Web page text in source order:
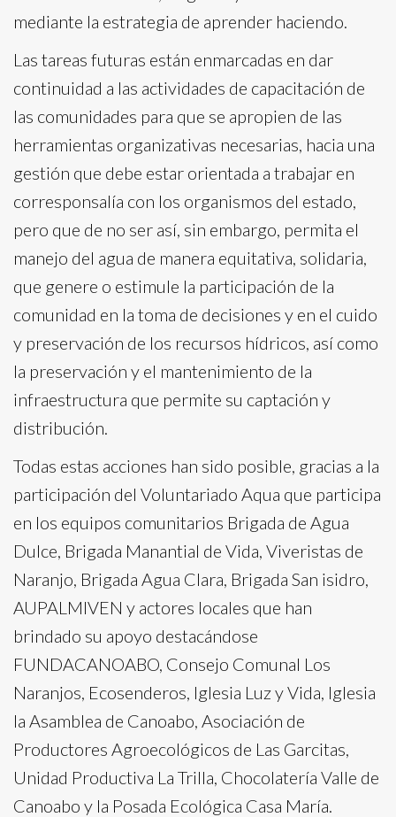
mediante la estrategia de aprender haciendo.
Las tareas futuras están enmarcadas en dar
continuidad a las actividades de capacitación de
las comunidades para que se apropien de las
herramientas organizativas necesarias, hacia una
gestión que debe estar orientada a trabajar en
corresponsalía con los organismos del estado,
pero que de no ser así, sin embargo, permita el
manejo del agua de manera equitativa, solidaria,
que genere o estimule la participación de la
comunidad en la toma de decisiones y en el cuido
y preservación de los recursos hídricos, así como
la preservación y el mantenimiento de la
infraestructura que permite su captación y
distribución.
Todas estas acciones han sido posible, gracias a la
participación del Voluntariado Aqua que participa
en los equipos comunitarios Brigada de Agua
Dulce, Brigada Manantial de Vida, Viveristas de
Naranjo, Brigada Agua Clara, Brigada San isidro,
AUPALMIVEN y actores locales que han
brindado su apoyo destacándose
FUNDACANOABO, Consejo Comunal Los
Naranjos, Ecosenderos, Iglesia Luz y Vida, Iglesia
la Asamblea de Canoabo, Asociación de
Productores Agroecológicos de Las Garcitas,
Unidad Productiva La Trilla, Chocolatería Valle de
Canoabo y la Posada Ecológica Casa María.